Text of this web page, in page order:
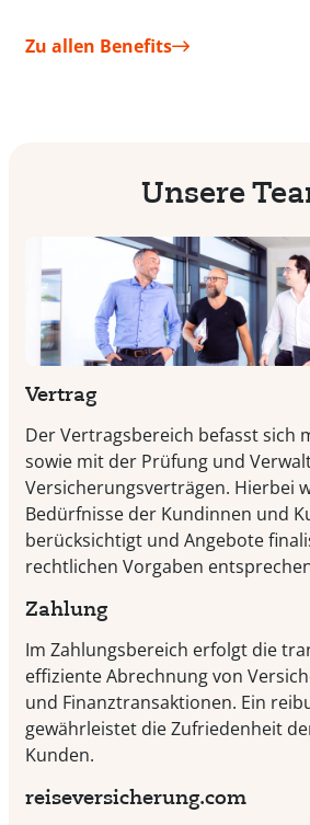
Zu allen Benefits
Unsere
Vertrag
Der Vertragsbereich befasst sich
sowie mit der Prüfung und
Versicherungsverträgen. Hierbei
Bedürfnisse der Kundinnen und
berücksichtigt und Angebote
rechtlichen Vorgaben
Zahlung
Im Zahlungsbereich erfolgt die
effiziente Abrechnung von
und Finanztransaktionen. Ein
gewährleistet die Zufriedenheit
Kunden.
reiseversicherung.com